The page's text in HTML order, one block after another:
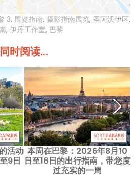
3, 展览指南, 摄影指南展览, 圣阿沃伊区,
, 伊丹工作室, 巴黎
同时阅读...
活动
9日
本周在巴黎：2026年8月10
日至16日的出行指南，带您度
过充实的一周